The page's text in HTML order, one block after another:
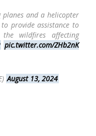
planes and a helicopter
provide assistance to
wildfires affecting
pic.twitter.com/ZHb2nK
August 13, 2024